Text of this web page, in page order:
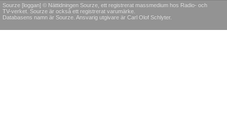
Sourze [loggan] © Nättidningen Sourze, ett registrerat massmedium hos Radio- och
TV-verket. Sourze är också ett registrerat varumärke.
Databasens namn är Sourze. Ansvarig utgivare är Carl Olof Schlyter.